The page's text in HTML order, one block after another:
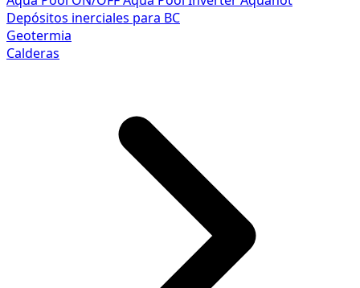
Depósitos inerciales para BC
Geotermia
Calderas